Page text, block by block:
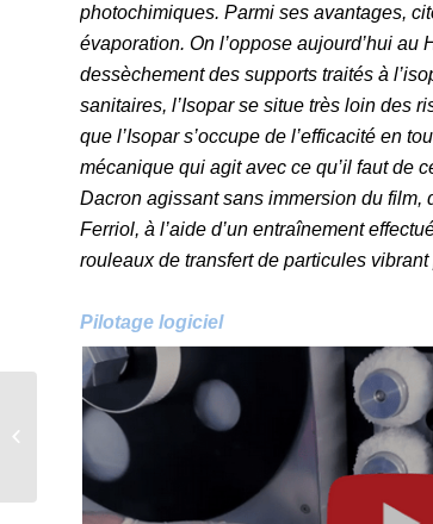
photochimiques. Parmi ses avantages,
évaporation. On l’oppose aujourd’hui
dessèchement des supports traités à
sanitaires, l’Isopar se situe très loin des
que l’Isopar s’occupe de l’efficacité en
mécanique qui agit avec ce qu’il faut de
Dacron agissant sans immersion du film,
Ferriol, à l’aide d’un entraînement
rouleaux de transfert de particules
Pilotage logiciel
Paris 2024 : Magic Hour
propose un forfait
location de packs TVU
avec data illimitées...